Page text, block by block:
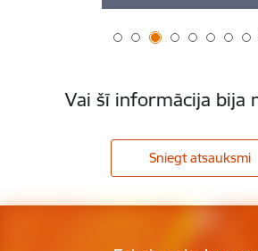
Vai šī informācija bija
Sniegt atsauksmi